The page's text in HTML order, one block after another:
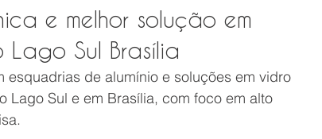
e melhor solução em
Lago Sul Brasília
esquadrias de alumínio e soluções em vidro
Lago Sul e em Brasília, com foco em alto